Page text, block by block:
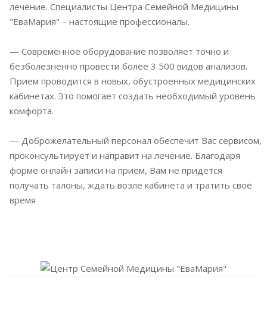
лечение. Специалисты Центра Семейной Медицины
"ЕваМария" – настоящие профессионалы.
— Современное оборудование позволяет точно и
безболезненно провести более 3 500 видов анализов.
Прием проводится в новых, обустроенных медицинских
кабинетах. Это помогает создать необходимый уровень
комфорта.
— Доброжелательный персонал обеспечит Вас сервисом,
проконсультирует и направит на лечение. Благодаря
форме онлайн записи на прием, Вам не придется
получать талоны, ждать возле кабинета и тратить своё
время